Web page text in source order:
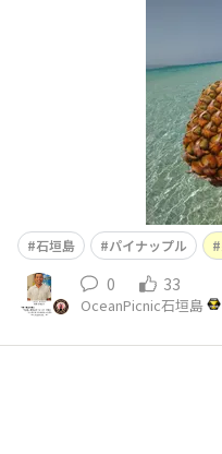
石垣島 パイナップル
0 33
OceanPicnic石垣島